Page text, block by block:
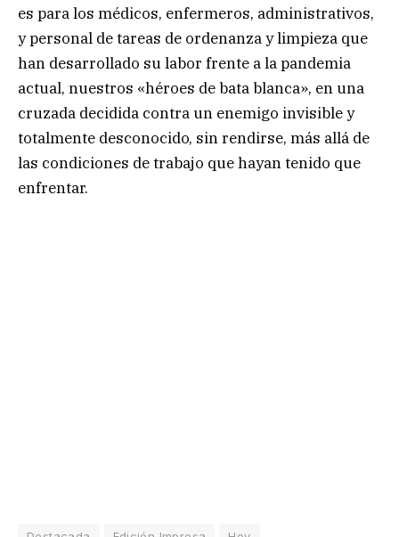
es para los médicos, enfermeros, administrativos,
y personal de tareas de ordenanza y limpieza que
han desarrollado su labor frente a la pandemia
actual, nuestros «héroes de bata blanca», en una
cruzada decidida contra un enemigo invisible y
totalmente desconocido, sin rendirse, más allá de
las condiciones de trabajo que hayan tenido que
enfrentar.